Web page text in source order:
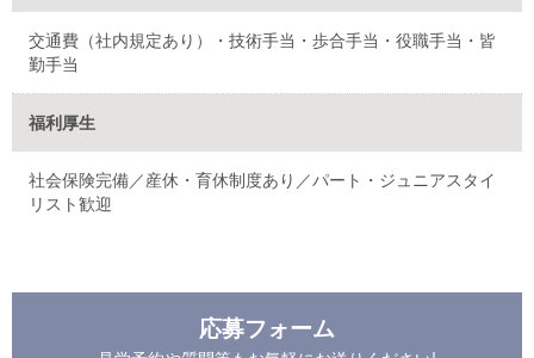
交通費（社内規定あり）・技術手当・歩合手当・役職手当・皆
勤手当
福利厚生
社会保険完備／産休・育休制度あり／パート・ジュニアスタイ
リスト歓迎
応募フォーム